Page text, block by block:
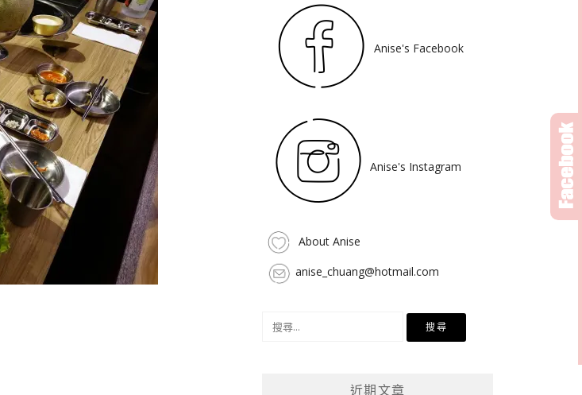
Anise's Facebook
Anise's Instagram
About Anise
anise_chuang@hotmail.com
近期文章